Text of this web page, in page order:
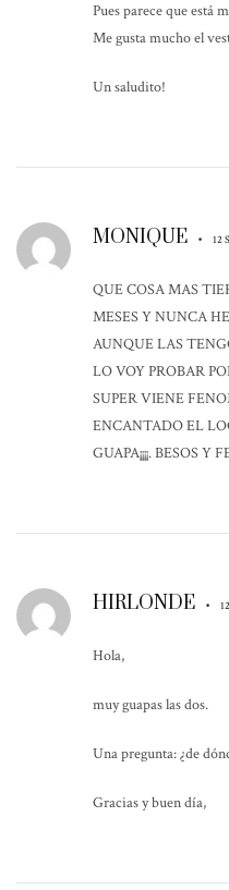
Pues parece que está
Me gusta mucho el
Un saludito!
MONIQUE • 12
QUE COSA MAS
MESES Y NUNCA
AUNQUE LAS
LO VOY PROBAR
SUPER VIENE
ENCANTADO EL
GUAPA¡¡¡¡. BESOS Y
HIRLONDE •
Hola,
muy guapas las dos.
Una pregunta: ¿de
Gracias y buen día,